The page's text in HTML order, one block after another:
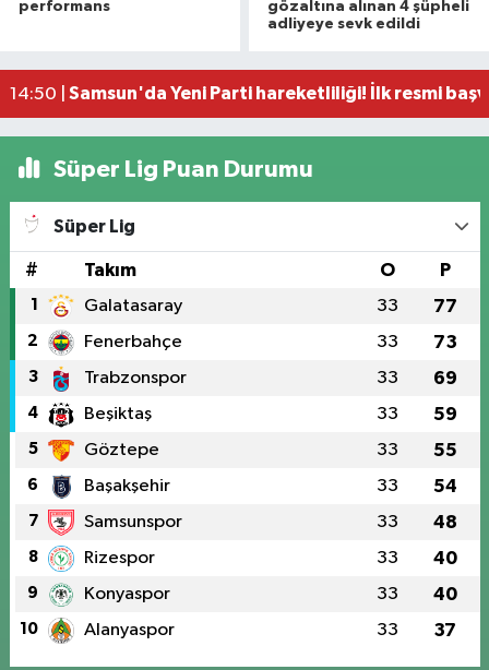
performans
gözaltına alınan 4 şüpheli
adliyeye sevk edildi
17:16 |Samsun'da 12 bin 308 öğrenci yaz okulu
Miliç'e Büyükşehir dokunuşu
14:50 | Samsun'da Yeni Parti hareketliliği! İlk resmi
Süper Lig Puan Durumu
Süper Lig
# Takım O P
1 Galatasaray 33 77
2 Fenerbahçe 33 73
3 Trabzonspor 33 69
4 Beşiktaş 33 59
5 Göztepe 33 55
6 Başakşehir 33 54
7 Samsunspor 33 48
8 Rizespor 33 40
9 Konyaspor 33 40
10 Alanyaspor 33 37